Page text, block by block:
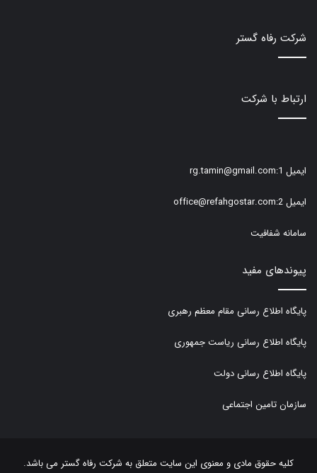
شرکت رفاه گستر
ارتباط با شرکت
ایمیل 1:rg.tamin@gmail.com
ایمیل 2:office@refahgostar.com
سامانه شفافیت
پیوندهای مفید
پایگاه اطلاع رسانی مقام معظم رهبری
پایگاه اطلاع رسانی ریاست جمهوری
پایگاه اطلاع رسانی دولت
سازمان تامین اجتماعی
کلیه حقوق مادی و معنوی این سایت متعلق به شرکت رفاه گستر می باشد.